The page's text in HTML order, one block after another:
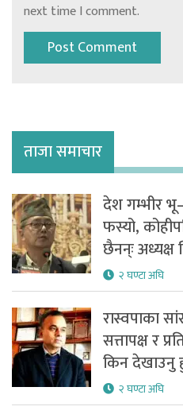
next time I comment.
ताजा समाचार
देश गम्भीर
फस्यो,
छैनन्ः अध्यक्ष
२ घण्टा अघि
रास्वपाका
सत्तापक्ष र
किन देखाउनु
२ घण्टा अघि